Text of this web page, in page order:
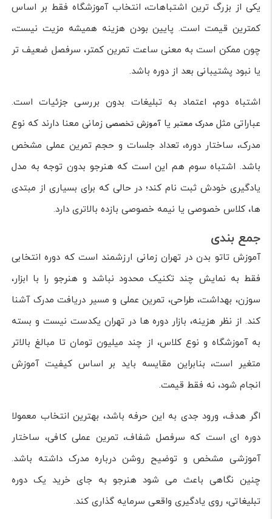
یکی از بزرگ ترین اشتباهات، انتخاب آموزشگاه فقط بر اساس
کمترین قیمت است. پایین بودن هزینه همیشه مزیت نیست،
چون ممکن است به معنی ساعت تمرین کمتر، سرفصل ضعیف تر
یا نبود پشتیبانی بعد از دوره باشد.
اشتباه دوم، اعتماد به تبلیغات بدون بررسی جزئیات است.
عباراتی مثلمدرک معتبر یاآموزش تخصصیزمانی معنا دارند که نوع
مدرک، ساختار دوره، تعداد جلسات و حجم تمرین عملی مشخص
باشد. اشتباه سوم هم این است که هنرجو بدون توجه به مدل
یادگیری خودش ثبت نام کند؛ در حالی که برای بسیاری از مبتدی
ها، کلاس خصوصی یا نیمه خصوصی بازده بالاتری دارد.
جمع بندی
آموزش تاتو بدن در تهران زمانی ارزشمند است که دوره انتخابی
فقط به نمایش چند تکنیک محدود نباشد و هنرجو را با ابزار،
سوزن، بهداشت، طراحی، تمرین عملی و مسیر دریافت مدرک آشنا
کند. از نظر هزینه، بازار دوره ها در تهران یکدست نیست و بسته
به آموزشگاه و نوع کلاس، از چند میلیون تومان تا مبالغ بالاتر
متغیر است، بنابراین مقایسه باید بر اساس کیفیت آموزش
انجام شود، نه فقط قیمت.
اگر هدف، ورود جدی به این حرفه باشد، بهترین انتخاب معمولا
دوره ای است که سرفصل شفاف، تمرین عملی کافی، ساختار
آموزشی مشخص و توضیح روشن درباره مدرک داشته باشد.
چنین نگاهی باعث می شود هنرجو به جای خرید یک دوره
تبلیغاتی، روی یادگیری واقعی سرمایه گذاری کند.